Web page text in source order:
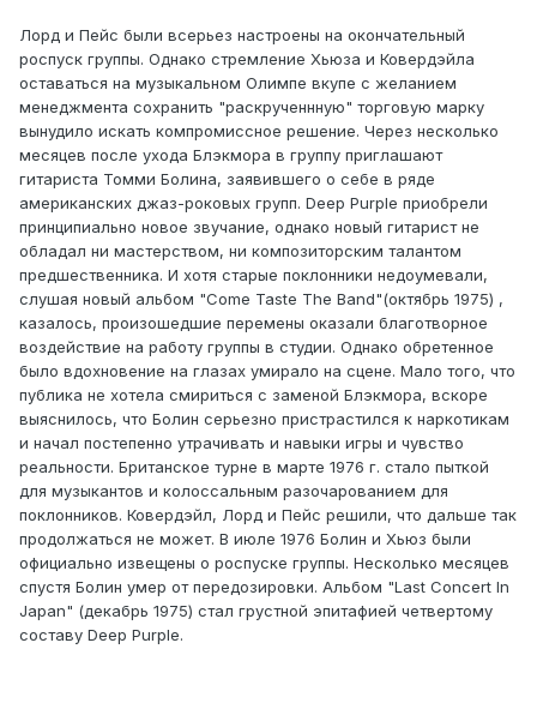
Лорд и Пейс были всерьез настроены на окончательный
роспуск группы. Однако стремление Хьюза и Ковердэйла
оставаться на музыкальном Олимпе вкупе с желанием
менеджмента сохранить "раскрученнную" торговую марку
вынудило искать компромиссное решение. Через несколько
месяцев после ухода Блэкмора в группу приглашают
гитариста Томми Болина, заявившего о себе в ряде
американских джаз-роковых групп. Deep Purple приобрели
принципиально новое звучание, однако новый гитарист не
обладал ни мастерством, ни композиторским талантом
предшественника. И хотя старые поклонники недоумевали,
слушая новый альбом "Come Taste The Band"(октябрь 1975) ,
казалось, произошедшие перемены оказали благотворное
воздействие на работу группы в студии. Однако обретенное
было вдохновение на глазах умирало на сцене. Мало того, что
публика не хотела смириться с заменой Блэкмора, вскоре
выяснилось, что Болин серьезно пристрастился к наркотикам
и начал постепенно утрачивать и навыки игры и чувство
реальности. Британское турне в марте 1976 г. стало пыткой
для музыкантов и колоссальным разочарованием для
поклонников. Ковердэйл, Лорд и Пейс решили, что дальше так
продолжаться не может. В июле 1976 Болин и Хьюз были
официально извещены о роспуске группы. Несколько месяцев
спустя Болин умер от передозировки. Альбом "Last Concert In
Japan" (декабрь 1975) стал грустной эпитафией четвертому
составу Deep Purple.